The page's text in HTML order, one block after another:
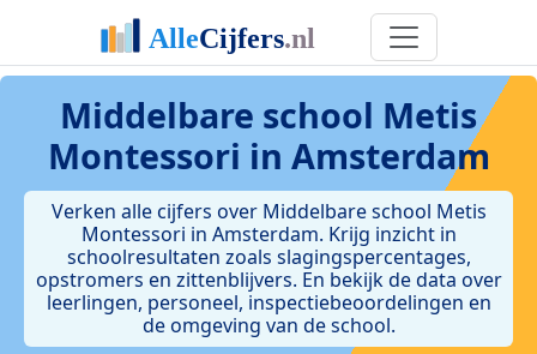
Middelbare school Metis
Montessori in Amsterdam
Verken alle cijfers over Middelbare school Metis
Montessori in Amsterdam. Krijg inzicht in
schoolresultaten zoals slagingspercentages,
opstromers en zittenblijvers. En bekijk de data over
leerlingen, personeel, inspectiebeoordelingen en
de omgeving van de school.